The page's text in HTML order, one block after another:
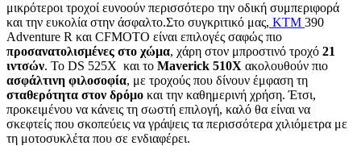
μικρότεροι τροχοί ευνοούν περισσότερο την οδική συμπεριφορά
και την ευκολία στην άσφαλτο.Στο συγκριτικό μας, KTM 390
Adventure R και CFMOTO είναι επιλογές σαφώς πιο
προσανατολισμένες στο χώμα, χάρη στον μπροστινό τροχό 21
ιντσών. Το DS 525X και το Maverick 510Χ ακολουθούν πιο
ασφάλτινη φιλοσοφία, με τροχούς που δίνουν έμφαση τη
σταθερότητα στον δρόμο και την καθημερινή χρήση. Έτσι,
προκειμένου να κάνεις τη σωστή επιλογή, καλό θα είναι να
σκεφτείς που σκοπεύεις να γράψεις τα περισσότερα χιλιόμετρα με
τη μοτοσυκλέτα που σε ενδιαφέρει.